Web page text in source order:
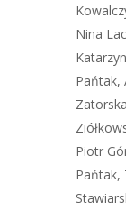
Nina
Pańtak,
Piotr
Pańtak,